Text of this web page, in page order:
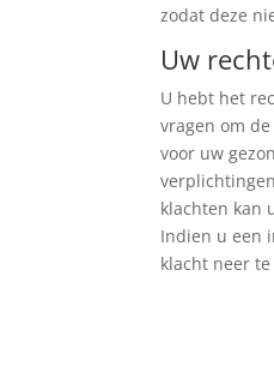
zodat deze
Uw
U hebt het
vragen om
voor uw
klachten kan
Indien u een
klacht neer